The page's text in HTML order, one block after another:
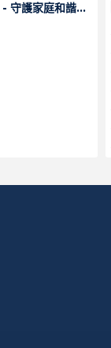
家庭金錢祝福油 - 守護家庭和諧與財運增強的靈性工具 | 南瓜的魔法櫃子